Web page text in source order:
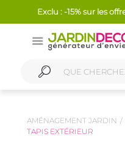
Exclu : -15% sur les
AMÉNAGEMENT JARDIN
TAPIS EXTÉRIEUR